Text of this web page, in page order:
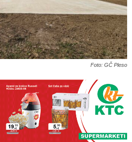
Foto: GČ Pleso